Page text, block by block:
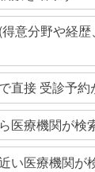
意分野や経
直接 受診予約
医療機関が検
い医療機関が